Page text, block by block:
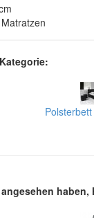
haben,